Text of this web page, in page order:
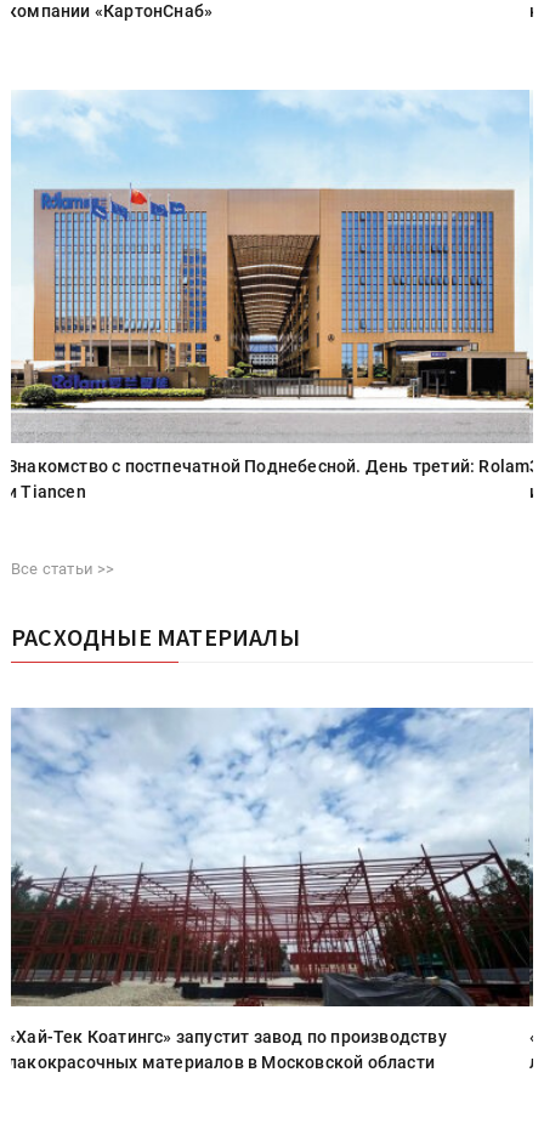
компании «КартонСнаб»
Знакомство с постпечатной Поднебесной. День третий: Rolam
и Tiancen
и
Все статьи >>
РАСХОДНЫЕ МАТЕРИАЛЫ
«Хай-Тек Коатингс» запустит завод по производству
лакокрасочных материалов в Московской области